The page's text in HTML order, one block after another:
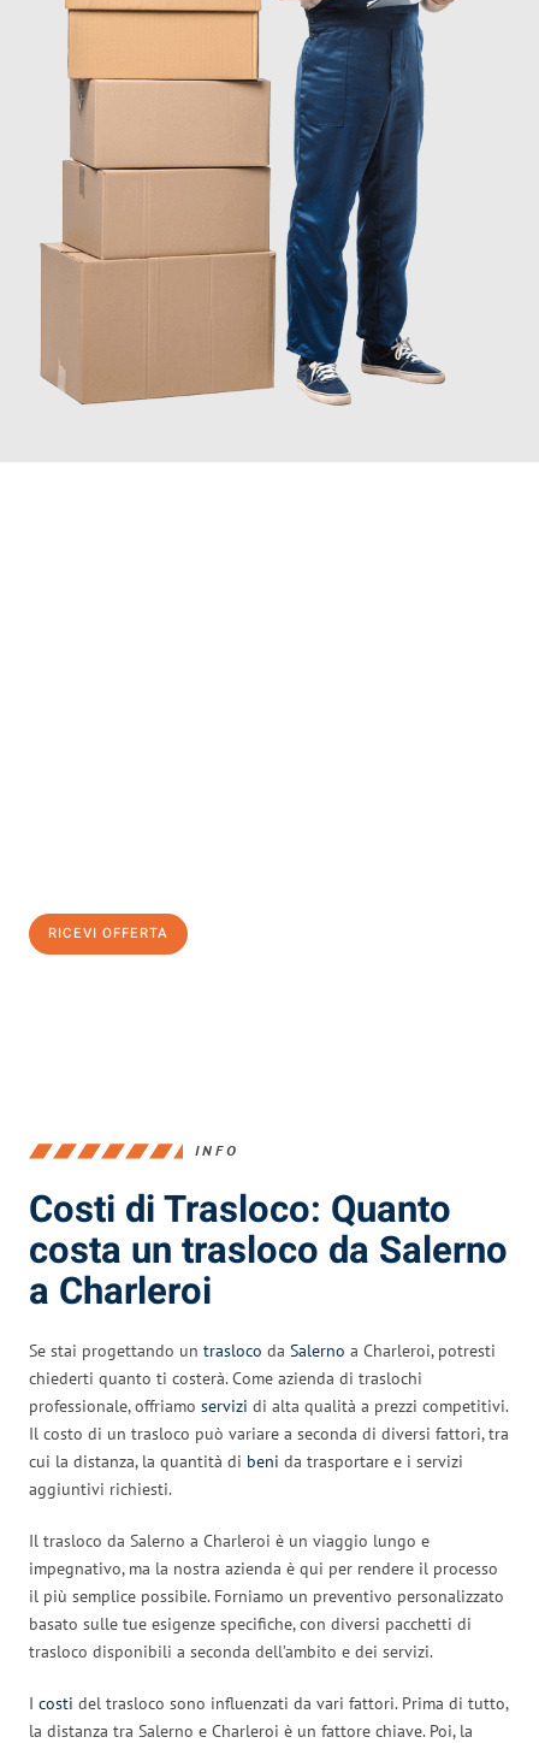
RICEVI OFFERTA
INFO
Costi di Trasloco: Quanto
costa un trasloco da Salerno
a Charleroi
Se stai progettando un trasloco da Salerno a Charleroi, potresti
chiederti quanto ti costerà. Come azienda di traslochi
professionale, offriamo servizi di alta qualità a prezzi competitivi.
Il costo di un trasloco può variare a seconda di diversi fattori, tra
cui la distanza, la quantità di beni da trasportare e i servizi
aggiuntivi richiesti.
Il trasloco da Salerno a Charleroi è un viaggio lungo e
impegnativo, ma la nostra azienda è qui per rendere il processo
il più semplice possibile. Forniamo un preventivo personalizzato
basato sulle tue esigenze specifiche, con diversi pacchetti di
trasloco disponibili a seconda dell’ambito e dei servizi.
I costi del trasloco sono influenzati da vari fattori. Prima di tutto,
la distanza tra Salerno e Charleroi è un fattore chiave. Poi, la